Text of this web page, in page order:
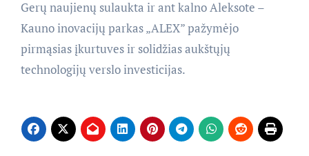
Gerų naujienų sulaukta ir ant kalno Aleksote –
Kauno inovacijų parkas „ALEX” pažymėjo
pirmąsias įkurtuves ir solidžias aukštųjų
technologijų verslo investicijas.